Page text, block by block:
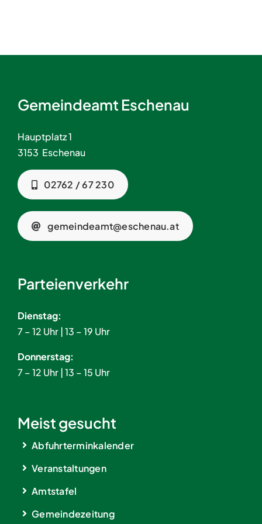
Gemeindeamt Eschenau
Hauptplatz 1
3153 Eschenau
02762 / 67 230
gemeindeamt@eschenau.at
Parteienverkehr
Dienstag:
7 – 12 Uhr | 13 – 19 Uhr
Donnerstag:
7 – 12 Uhr | 13 – 15 Uhr
Meist gesucht
Abfuhrterminkalender
Veranstaltungen
Amtstafel
Gemeindezeitung